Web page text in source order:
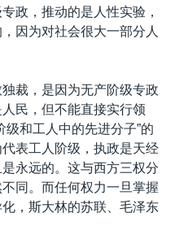
政，推动的是人性实验，
因为对社会很大一部分人
裁，是因为无产阶级专政
民，但不能直接实行领
级和工人中的先进分子”的
表工人阶级，执政是天经
永远的。这与西方三权分
同。而任何权力一旦掌握
，斯大林的苏联、毛泽东